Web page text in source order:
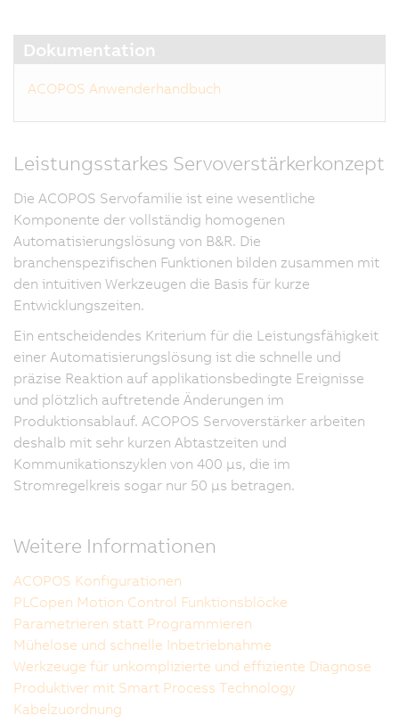
Dokumentation
ACOPOS Anwenderhandbuch
Leistungsstarkes Servoverstärkerkonzept
Die ACOPOS Servofamilie ist eine wesentliche
Komponente der vollständig homogenen
Automatisierungslösung von B&R. Die
branchenspezifischen Funktionen bilden zusammen mit
den intuitiven Werkzeugen die Basis für kurze
Entwicklungszeiten.
Ein entscheidendes Kriterium für die Leistungsfähigkeit
einer Automatisierungslösung ist die schnelle und
präzise Reaktion auf applikationsbedingte Ereignisse
und plötzlich auftretende Änderungen im
Produktionsablauf. ACOPOS Servoverstärker arbeiten
deshalb mit sehr kurzen Abtastzeiten und
Kommunikationszyklen von 400 μs, die im
Stromregelkreis sogar nur 50 μs betragen.
Weitere Informationen
ACOPOS Konfigurationen
PLCopen Motion Control Funktionsblöcke
Parametrieren statt Programmieren
Mühelose und schnelle Inbetriebnahme
Werkzeuge für unkomplizierte und effiziente Diagnose
Produktiver mit Smart Process Technology
Kabelzuordnung